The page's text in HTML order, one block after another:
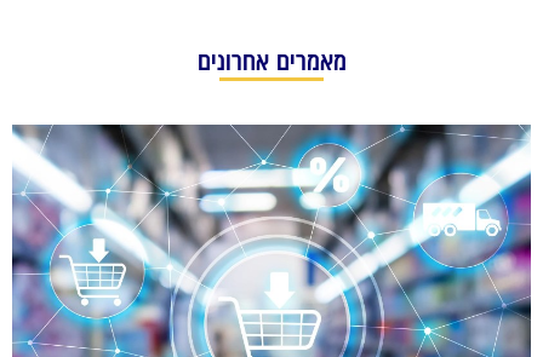
מאמרים אחרונים